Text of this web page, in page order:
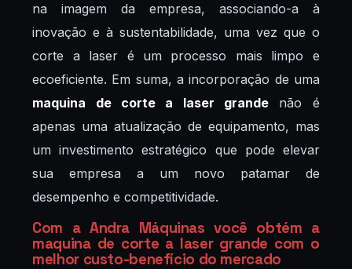
na imagem da empresa, associando-a à
inovação e à sustentabilidade, uma vez que o
corte a laser é um processo mais limpo e
ecoeficiente. Em suma, a incorporação de uma
maquina de corte a laser grande não é
apenas uma atualização de equipamento, mas
um investimento estratégico que pode elevar
sua empresa a um novo patamar de
desempenho e competitividade.
Com a Andra Máquinas você obtém a
maquina de corte a laser grande com o
melhor custo-benefício do mercado